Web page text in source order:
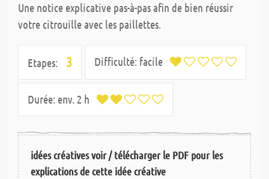
Une notice explicative pas-à-pas afin de bien réussir
votre citrouille avec les paillettes.
Etapes: 3 Difficulté: facile
Durée: env. 2 h
idées créatives voir / télécharger le PDF pour les
explications de cette idée créative